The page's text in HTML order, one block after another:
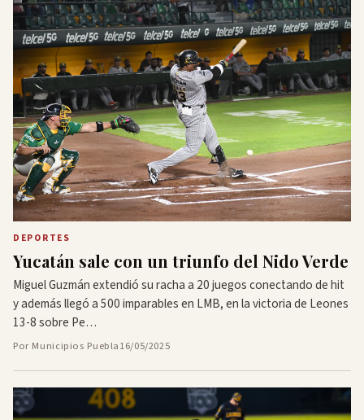
DEPORTES
Yucatán sale con un triunfo del Nido Verde
Miguel Guzmán extendió su racha a 20 juegos conectando de hit
y además llegó a 500 imparables en LMB, en la victoria de Leones
13-8 sobre Pe…
Por Municipios Puebla16/05/2025